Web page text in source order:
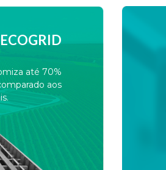
até 70%
aos